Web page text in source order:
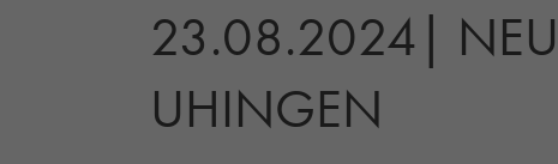
23.08.2024|
UHINGEN